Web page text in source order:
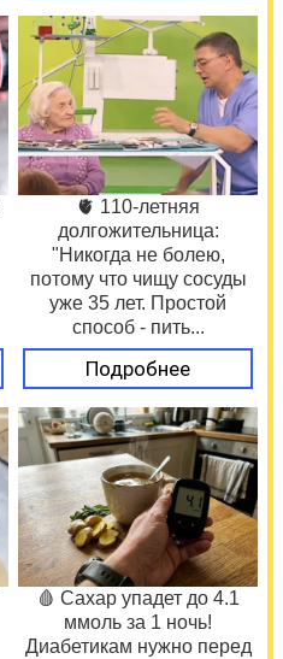
🫀 110-летняя
долгожительница:
"Никогда не болею,
потому что чищу сосуды
уже 35 лет. Простой
способ - пить...
Подробнее
🩸 Сахар упадет до 4.1
ммоль за 1 ночь!
Диабетикам нужно перед